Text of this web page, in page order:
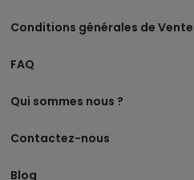
Conditions générales de Vente
FAQ
Qui sommes nous ?
Contactez-nous
Blog